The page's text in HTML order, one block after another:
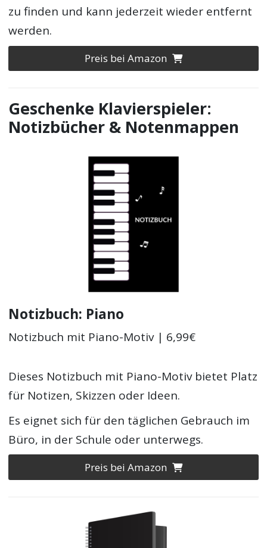
zu finden und kann jederzeit wieder entfernt
werden.
Preis bei Amazon
Geschenke Klavierspieler:
Notizbücher & Notenmappen
Notizbuch: Piano
Notizbuch mit Piano-Motiv | 6,99€
Dieses Notizbuch mit Piano-Motiv bietet Platz
für Notizen, Skizzen oder Ideen.
Es eignet sich für den täglichen Gebrauch im
Büro, in der Schule oder unterwegs.
Preis bei Amazon